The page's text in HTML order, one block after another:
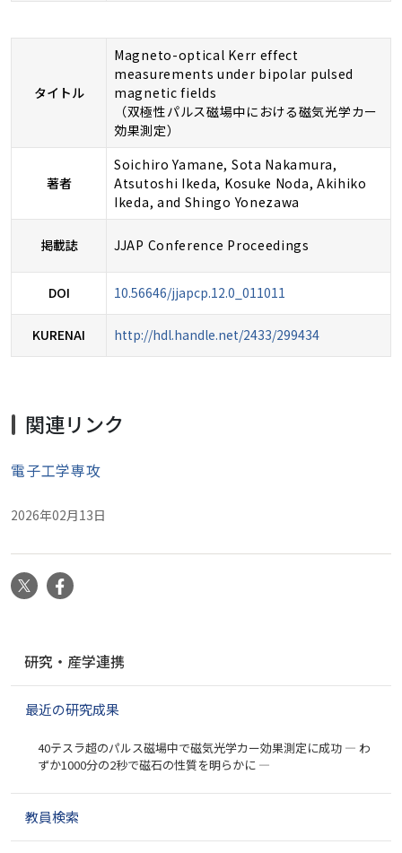
タイトル
Magneto-optical Kerr effect
measurements under bipolar pulsed
magnetic fields
（双極性パルス磁場中における磁気光学カー
効果測定）
著者
Soichiro Yamane, Sota Nakamura,
Atsutoshi Ikeda, Kosuke Noda, Akihiko
Ikeda, and Shingo Yonezawa
掲載誌 JJAP Conference Proceedings
DOI 10.56646/jjapcp.12.0_011011
KURENAI http://hdl.handle.net/2433/299434
関連リンク
電子工学専攻
2026年02月13日
X
ゲ
研究・産学連携
最近の研究成果
40テスラ超のパルス磁場中で磁気光学カー効果測定に成功 ― わ
ずか1000分の2秒で磁石の性質を明らかに ―
教員検索